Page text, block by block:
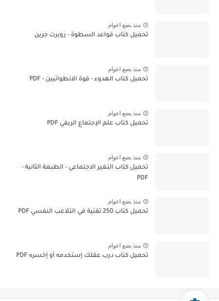
منذ بضع اعوام
تحميل كتاب قواعد السطوة - روبرت جرين
منذ بضع اعوام
تحميل كتاب الهدوء - قوة الانطوائيين - PDF
منذ بضع اعوام
تحميل كتاب علم الإجتماع الريفي PDF
منذ بضع اعوام
تحميل كتاب التغير الاجتماعي - الطبعة الثانية -
PDF
منذ بضع اعوام
تحميل كتاب 250 تقنية في التلاعب النفسي PDF
منذ بضع اعوام
تحميل كتاب درب عقلك إستخدمه أو إخسره PDF